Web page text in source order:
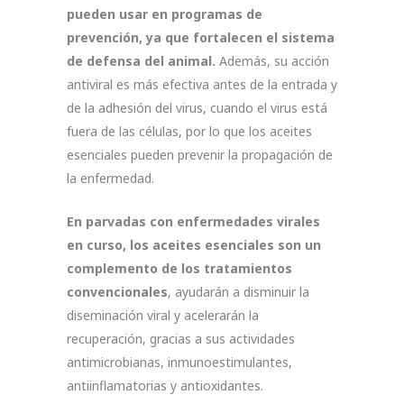
pueden usar en programas de
prevención, ya que fortalecen el sistema
de defensa del animal. Además, su acción
antiviral es más efectiva antes de la entrada y
de la adhesión del virus, cuando el virus está
fuera de las células, por lo que los aceites
esenciales pueden prevenir la propagación de
la enfermedad.
En parvadas con enfermedades virales
en curso, los aceites esenciales son un
complemento de los tratamientos
convencionales, ayudarán a disminuir la
diseminación viral y acelerarán la
recuperación, gracias a sus actividades
antimicrobianas, inmunoestimulantes,
antiinflamatorias y antioxidantes.